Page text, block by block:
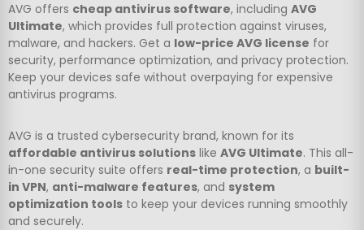
AVG offers cheap antivirus software, including AVG
Ultimate, which provides full protection against viruses,
malware, and hackers. Get a low-price AVG license for
security, performance optimization, and privacy protection.
Keep your devices safe without overpaying for expensive
antivirus programs.
AVG is a trusted cybersecurity brand, known for its
affordable antivirus solutions like AVG Ultimate. This all-
in-one security suite offers real-time protection, a built-
in VPN, anti-malware features, and system
optimization tools to keep your devices running smoothly
and securely.